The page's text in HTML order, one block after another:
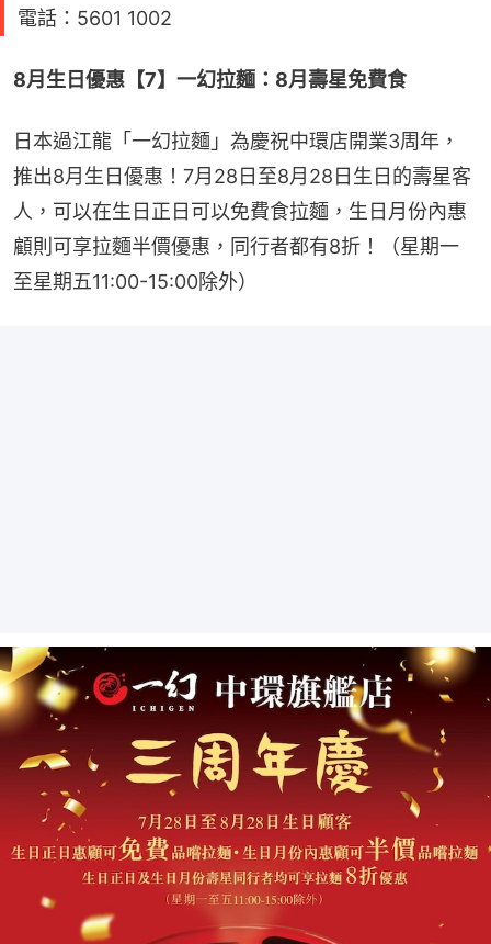
電話：5601 1002
8月生日優惠【7】一幻拉麵：8月壽星免費食
日本過江龍「一幻拉麵」為慶祝中環店開業3周年，
推出8月生日優惠！7月28日至8月28日生日的壽星客
人，可以在生日正日可以免費食拉麵，生日月份內惠
顧則可享拉麵半價優惠，同行者都有8折！（星期一
至星期五11:00-15:00除外）